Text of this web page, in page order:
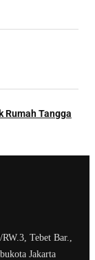
Rumah Tangga
Tebet Bar.,
Jakarta